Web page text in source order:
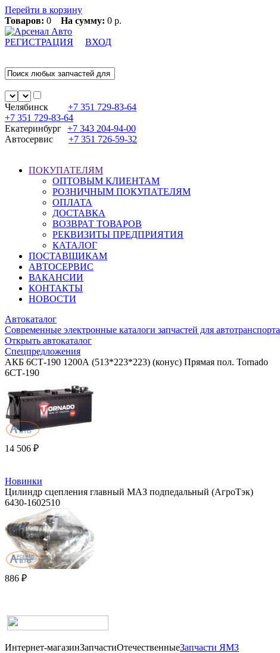
Перейти в корзину
Товаров: 0 На сумму: 0 р.
РЕГИСТРАЦИЯ ВХОД
Челябинск +7 351 729-83-64
+7 351 729-83-64
Екатеринбург +7 343 204-94-00
Автосервис
+7 351 726-59-32
ПОКУПАТЕЛЯМ
ОПТОВЫМ КЛИЕНТАМ
РОЗНИЧНЫМ ПОКУПАТЕЛЯМ
ОПЛАТА
ДОСТАВКА
ВОЗВРАТ ТОВАРОВ
РЕКВИЗИТЫ ПРЕДПРИЯТИЯ
КАТАЛОГ
ПОСТАВЩИКАМ
АВТОСЕРВИС
ВАКАНСИИ
КОНТАКТЫ
НОВОСТИ
Автокаталог
Современные электронные каталоги запчастей для автотранспорта
Открыть автокаталог
Спецпредложения
АКБ 6СТ-190 1200А (513*223*223) (конус) Прямая пол. Tornado
6СТ-190
14 506 ₽
Новинки
Цилиндр сцепления главный МАЗ подпедальный (АгроТэк)
6430-1602510
886 ₽
Интернет-магазинЗапчастиОтечественныеЗапчасти ЯМЗ